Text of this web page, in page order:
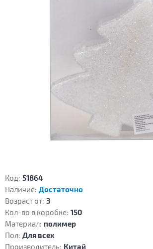
Код: 51864
Наличие: Достаточно
Возраст от: 3
Кол-во в коробке: 150
Материал: полимер
Пол: Для всех
Производитель: Китай